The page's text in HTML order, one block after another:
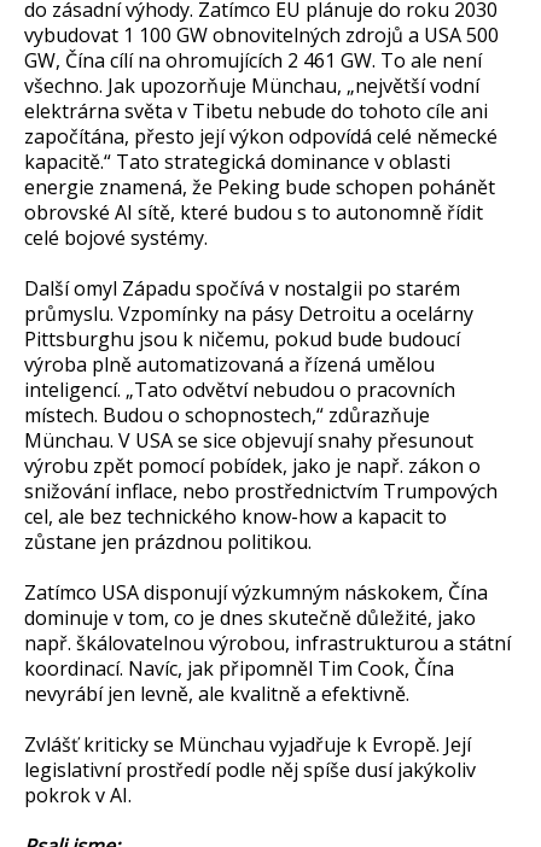
do zásadní výhody. Zatímco EU plánuje do roku 2030
vybudovat 1 100 GW obnovitelných zdrojů a USA 500
GW, Čína cílí na ohromujících 2 461 GW. To ale není
všechno. Jak upozorňuje Münchau, „největší vodní
elektrárna světa v Tibetu nebude do tohoto cíle ani
započítána, přesto její výkon odpovídá celé německé
kapacitě.“ Tato strategická dominance v oblasti
energie znamená, že Peking bude schopen pohánět
obrovské AI sítě, které budou s to autonomně řídit
celé bojové systémy.
Další omyl Západu spočívá v nostalgii po starém
průmyslu. Vzpomínky na pásy Detroitu a ocelárny
Pittsburghu jsou k ničemu, pokud bude budoucí
výroba plně automatizovaná a řízená umělou
inteligencí. „Tato odvětví nebudou o pracovních
místech. Budou o schopnostech,“ zdůrazňuje
Münchau. V USA se sice objevují snahy přesunout
výrobu zpět pomocí pobídek, jako je např. zákon o
snižování inflace, nebo prostřednictvím Trumpových
cel, ale bez technického know-how a kapacit to
zůstane jen prázdnou politikou.
Zatímco USA disponují výzkumným náskokem, Čína
dominuje v tom, co je dnes skutečně důležité, jako
např. škálovatelnou výrobou, infrastrukturou a státní
koordinací. Navíc, jak připomněl Tim Cook, Čína
nevyrábí jen levně, ale kvalitně a efektivně.
Zvlášť kriticky se Münchau vyjadřuje k Evropě. Její
legislativní prostředí podle něj spíše dusí jakýkoliv
pokrok v AI.